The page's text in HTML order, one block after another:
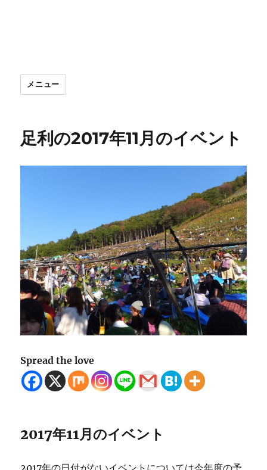
メニュー
足利の2017年11月のイベント
Spread the love
2017年11月のイベント
2017年の日付がないイベントについては今年度の予